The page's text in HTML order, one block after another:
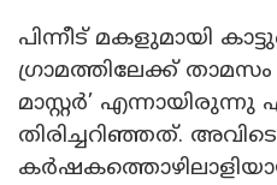
പിന്നീട് മകളുമായി
ഗ്രാമത്തിലേക്ക്
മാസ്റ്റർ’
തിരിച്ചറിഞ്ഞത്. അവിടെ